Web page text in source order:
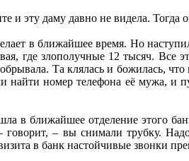
и эту даму давно не видела.
в ближайшее время. Но
где злополучные 12 тысяч. Все
Та клялась и божилась, что
найти номер телефона её мужа, и
в ближайшее отделение этого
– вы снимали трубку.
в банк настойчивые звонки